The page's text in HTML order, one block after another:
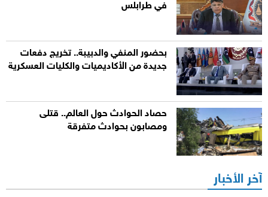
في طرابلس
بحضور المنفي والدبيبة.. تخريج دفعات
جديدة من الأكاديميات والكليات العسكرية
حصاد الحوادث حول العالم.. قتلى
ومصابون بحوادث متفرقة
آخر الأخبار